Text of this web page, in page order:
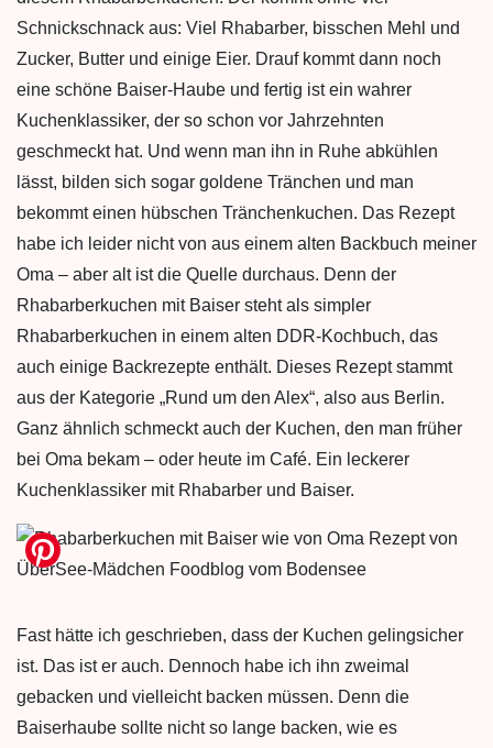
Schnickschnack aus: Viel Rhabarber, bisschen Mehl und
Zucker, Butter und einige Eier. Drauf kommt dann noch
eine schöne Baiser-Haube und fertig ist ein wahrer
Kuchenklassiker, der so schon vor Jahrzehnten
geschmeckt hat. Und wenn man ihn in Ruhe abkühlen
lässt, bilden sich sogar goldene Tränchen und man
bekommt einen hübschen Tränchenkuchen. Das Rezept
habe ich leider nicht von aus einem alten Backbuch meiner
Oma – aber alt ist die Quelle durchaus. Denn der
Rhabarberkuchen mit Baiser steht als simpler
Rhabarberkuchen in einem alten DDR-Kochbuch, das
auch einige Backrezepte enthält. Dieses Rezept stammt
aus der Kategorie „Rund um den Alex“, also aus Berlin.
Ganz ähnlich schmeckt auch der Kuchen, den man früher
bei Oma bekam – oder heute im Café. Ein leckerer
Kuchenklassiker mit Rhabarber und Baiser.
Fast hätte ich geschrieben, dass der Kuchen gelingsicher
ist. Das ist er auch. Dennoch habe ich ihn zweimal
gebacken und vielleicht backen müssen. Denn die
Baiserhaube sollte nicht so lange backen, wie es